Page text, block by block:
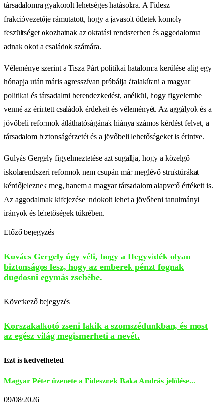
társadalomra gyakorolt lehetséges hatásokra. A Fidesz
frakcióvezetője rámutatott, hogy a javasolt ötletek komoly
feszültséget okozhatnak az oktatási rendszerben és aggodalomra
adnak okot a családok számára.
Véleménye szerint a Tisza Párt politikai hatalomra kerülése alig egy
hónapja után máris agresszívan próbálja átalakítani a magyar
politikai és társadalmi berendezkedést, anélkül, hogy figyelembe
venné az érintett családok érdekeit és véleményét. Az aggályok és a
jövőbeli reformok átláthatóságának hiánya számos kérdést felvet, a
társadalom biztonságérzetét és a jövőbeli lehetőségeket is érintve.
Gulyás Gergely figyelmeztetése azt sugallja, hogy a közelgő
iskolarendszeri reformok nem csupán már meglévő struktúrákat
kérdőjeleznek meg, hanem a magyar társadalom alapvető értékeit is.
Az aggodalmak kifejezése indokolt lehet a jövőbeni tanulmányi
irányok és lehetőségek tükrében.
Előző bejegyzés
Kovács Gergely úgy véli, hogy a Hegyvidék olyan
biztonságos lesz, hogy az emberek pénzt fognak
dugdosni egymás zsebébe.
Következő bejegyzés
Korszakalkotó zseni lakik a szomszédunkban, és most
az egész világ megismerheti a nevét.
Ezt is kedvelheted
Magyar Péter üzenete a Fidesznek Baka András jelölése...
09/08/2026